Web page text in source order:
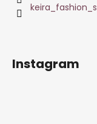
Instagram